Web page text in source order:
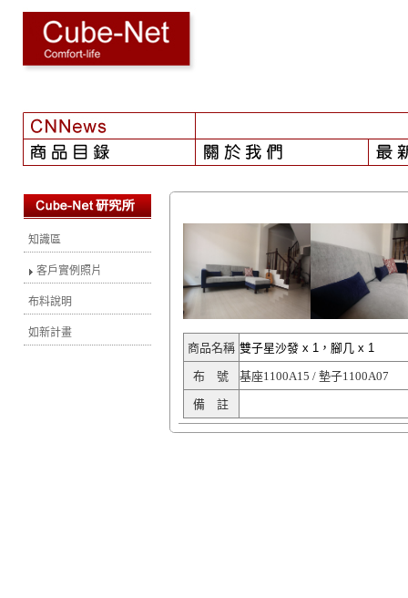
知識區
客戶實例照片
布料說明
如新計畫
商品名稱 雙子星沙發x 1 ，腳几x 1
布 號 基座1100A15 / 墊子1100A07
備 註